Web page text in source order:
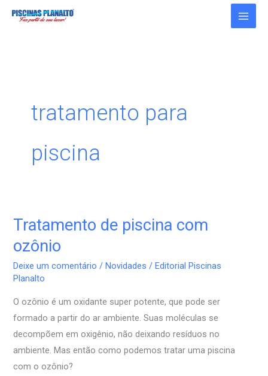
tratamento para
piscina
Tratamento de piscina com
ozônio
Deixe um comentário /Novidades /Editorial Piscinas
Planalto
O ozônio é um oxidante super potente, que pode ser
formado a partir do ar ambiente. Suas moléculas se
decompõem em oxigênio, não deixando resíduos no
ambiente. Mas então como podemos tratar uma piscina
com o ozônio?
Tratamento
piscina
com